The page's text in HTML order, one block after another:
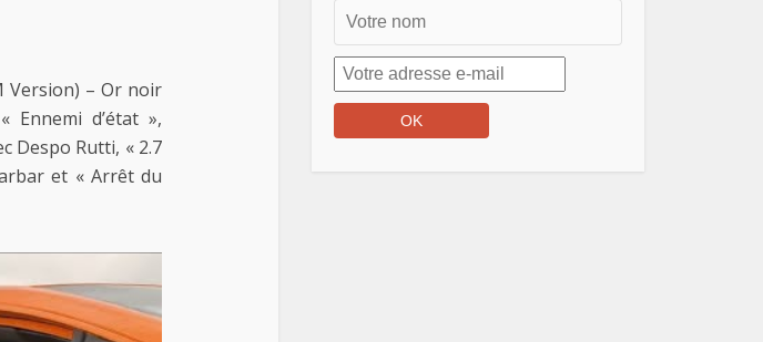
Version) – Or noir
Ennemi d’état »,
Despo Rutti, « 2.7
et « Arrêt du